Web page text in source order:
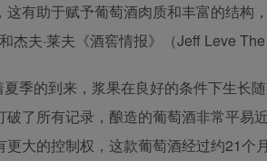
有助于赋予葡萄酒肉质和丰富的结
夫·莱夫《酒窖情报》（Jeff Leve
季的到来，浆果在良好的条件下生长
了所有记录，酿造的葡萄酒非常平
大的控制权，这款葡萄酒经过约21个